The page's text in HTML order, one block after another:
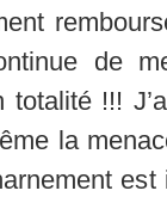
de
totalité !!!
la